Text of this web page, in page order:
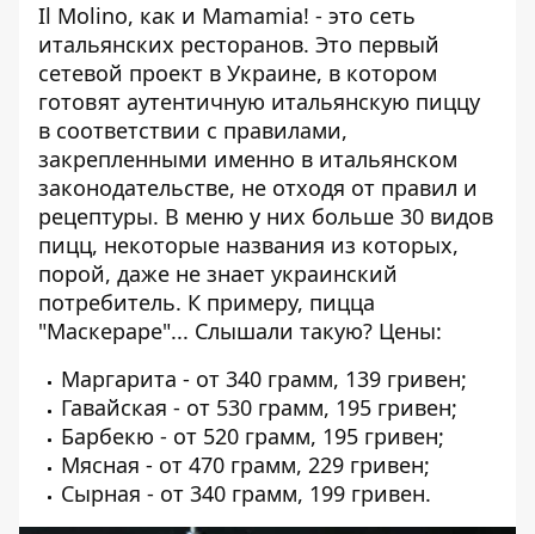
Il Molino, как и Mamamia! - это сеть
итальянских ресторанов. Это первый
сетевой проект в Украине, в котором
готовят аутентичную итальянскую пиццу
в соответствии с правилами,
закрепленными именно в итальянском
законодательстве, не отходя от правил и
рецептуры. В меню у них больше 30 видов
пицц, некоторые названия из которых,
порой, даже не знает украинский
потребитель. К примеру, пицца
"Маскераре"... Слышали такую? Цены:
Маргарита - от 340 грамм, 139 гривен;
Гавайская - от 530 грамм, 195 гривен;
Барбекю - от 520 грамм, 195 гривен;
Мясная - от 470 грамм, 229 гривен;
Сырная - от 340 грамм, 199 гривен.